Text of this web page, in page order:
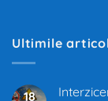
Ultimile
18